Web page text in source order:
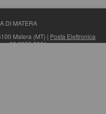
DI MATERA
Matera (MT) | Posta Elettronica
+39 0835 3061